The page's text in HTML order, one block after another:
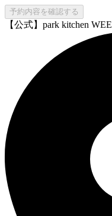
予約内容を確認する
【公式】park kitchen